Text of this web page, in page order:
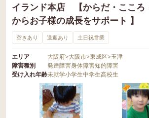
イランド本店 【からだ・こころ
からお子様の成長をサポート 】
空きあり 送迎あり 土日祝営業
エリア 大阪府>大阪市>東成区>玉津
障害種別
発達障害身体障害知的障害
受け入れ年齢未就学小学生中学生高校生